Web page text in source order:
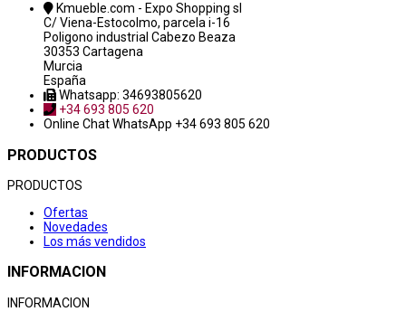
Kmueble.com - Expo Shopping sl
C/ Viena-Estocolmo, parcela i-16
Poligono industrial Cabezo Beaza
30353 Cartagena
Murcia
España
Whatsapp: 34693805620
+34 693 805 620
Online ChatWhatsApp +34 693 805 620
PRODUCTOS
PRODUCTOS
Ofertas
Novedades
Los más vendidos
INFORMACION
INFORMACION